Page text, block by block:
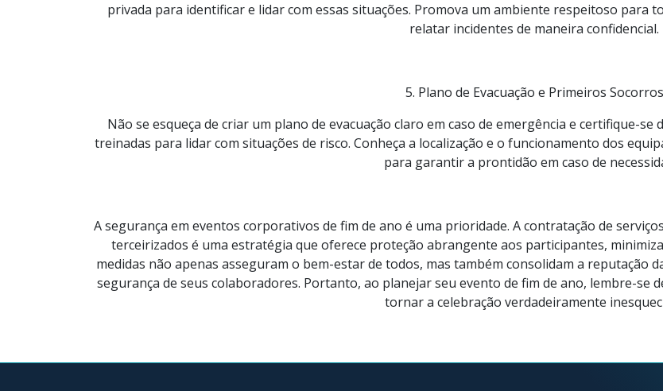
privada para identificar e lidar com essas situações. Promova um ambiente respeitoso para
relatar incidentes de maneira confidencial.
5. Plano de Evacuação e Primeiros Socorros
Não se esqueça de criar um plano de evacuação claro em caso de emergência e certifique-
treinadas para lidar com situações de risco. Conheça a localização e o funcionamento dos
para garantir a prontidão em caso de
A segurança em eventos corporativos de fim de ano é uma prioridade. A contratação de
terceirizados é uma estratégia que oferece proteção abrangente aos participantes,
medidas não apenas asseguram o bem-estar de todos, mas também consolidam a reputação
segurança de seus colaboradores. Portanto, ao planejar seu evento de fim de ano, lembre-se
tornar a celebração verdadeiramente